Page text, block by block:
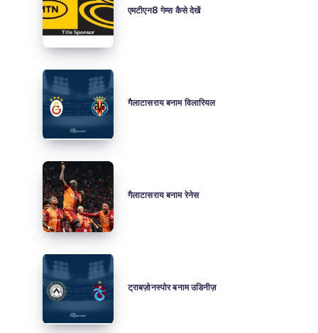
कैसे
देखें
एमटीएन8 गेम्स कैसे देखें
गैलाटासराय
बनाम
विलारियल
गैलाटासराय बनाम विलारियल
गैलाटासराय
बनाम
रेनेस
गैलाटासराय बनाम रेनेस
ट्राबज़ोनस्पोर
बनाम
उडिनीज़
ट्राबज़ोनस्पोर बनाम उडिनीज़